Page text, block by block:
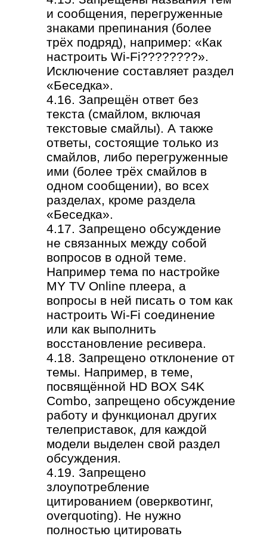
и сообщения, перегруженные
знаками препинания (более
трёх подряд), например: «Как
настроить Wi-Fi????????».
Исключение составляет раздел
«Беседка».
4.16. Запрещён ответ без
текста (смайлом, включая
текстовые смайлы). А также
ответы, состоящие только из
смайлов, либо перегруженные
ими (более трёх смайлов в
одном сообщении), во всех
разделах, кроме раздела
«Беседка».
4.17. Запрещено обсуждение
не связанных между собой
вопросов в одной теме.
Например тема по настройке
MY TV Online плеера, а
вопросы в ней писать о том как
настроить Wi-Fi соединение
или как выполнить
восстановление ресивера.
4.18. Запрещено отклонение от
темы. Например, в теме,
посвящённой HD BOX S4K
Combo, запрещено обсуждение
работу и функционал других
телеприставок, для каждой
модели выделен свой раздел
обсуждения.
4.19. Запрещено
злоупотребление
цитированием (оверквотинг,
overquoting). Не нужно
полностью цитировать